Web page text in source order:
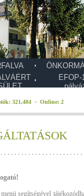
EFOP-
321,404 · Online: 2
segítségével